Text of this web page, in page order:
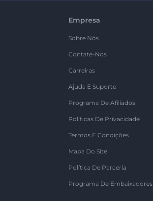
Empresa
Sobre Nós
Contate-Nos
Carreiras
Ajuda E Suporte
Programa De Afiliados
Políticas De Privacidade
Termos E Condições
Mapa Do Site
Política De Parceria
Programa De Embaixadores